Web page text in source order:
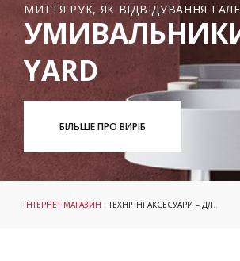
МИТТЯ РУК, ЯК ВІДВІДУВАННЯ
YARD
БІЛЬШЕ ПРО ВИРІБ
ІНТЕРНЕТ МАГАЗИН :ТЕХНІЧНІ АКСЕСУАРИ – ДЛЯ УМИВАЛЬНИКІВ